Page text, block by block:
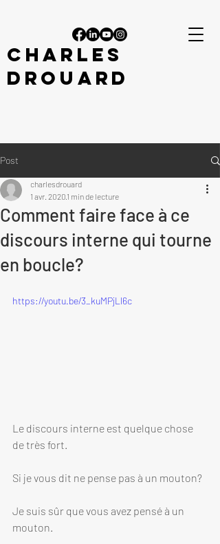
CHARLES
DROUARD
Post
Comment faire face à ce
discours interne qui tourne
en boucle?
charlesdrouard
1 avr. 2020 1 min de lecture
https://youtu.be/3_kuMPjLl6c
Le discours interne est quelque chose
de très fort.
Si je vous dit ne pense pas à un mouton?
Je suis sûr que vous avez pensé à un
mouton.